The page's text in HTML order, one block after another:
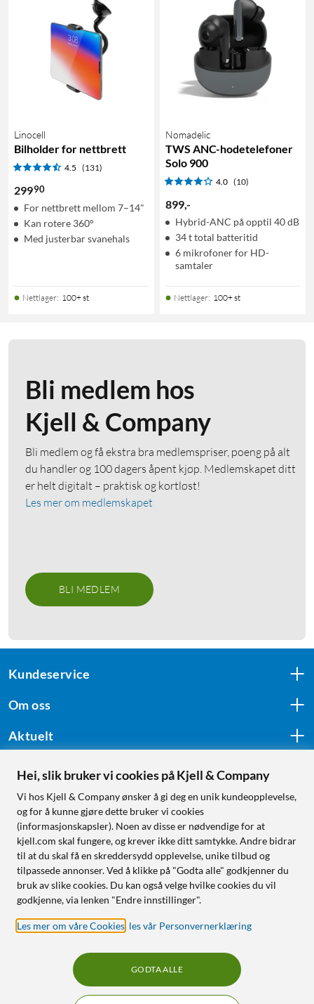
Linocell
Bilholder for nettbrett
4.5 (131)
29990
For nettbrett mellom 7–14"
Kan rotere 360°
Med justerbar svanehals
Nettlager: 100+ st
Nomadelic
TWS ANC-hodetelefoner
Solo 900
4.0 (10)
899,-
Hybrid-ANC på opptil 40 dB
34 t total batteritid
6 mikrofoner for HD-
samtaler
Nettlager: 100+ st
Bli medlem hos
Kjell & Company
Bli medlem og få ekstra bra medlemspriser, poeng på alt
du handler og 100 dagers åpent kjøp. Medlemskapet ditt
er helt digitalt – praktisk og kortløst!
Les mer om medlemskapet
BLI MEDLEM
Kundeservice
Om oss
Aktuelt
Følg oss
Handle fra:
Sverige
Norge
Hei, slik bruker vi cookies på Kjell & Company
Vi hos Kjell & Company ønsker å gi deg en unik kundeopplevelse,
og for å kunne gjøre dette bruker vi cookies
(informasjonskapsler). Noen av disse er nødvendige for at
kjell.com skal fungere, og krever ikke ditt samtykke. Andre bidrar
til at du skal få en skreddersydd opplevelse, unike tilbud og
tilpassede annonser. Ved å klikke på "Godta alle" godkjenner du
bruk av slike cookies. Du kan også velge hvilke cookies du vil
godkjenne, via lenken "Endre innstillinger".
Les mer om våre Cookies les vår Personvernerklæring
GODTA ALLE